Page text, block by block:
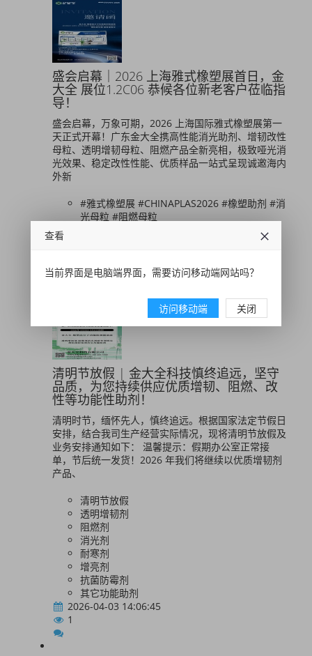
盛会启幕｜2026 上海雅式橡塑展首日，金
大全 展位1.2C06 恭候各位新老客户莅临指
导！
盛会启幕，万象可期，2026 上海国际雅式橡塑展第一
天正式开幕！广东金大全携高性能消光助剂、增韧改性
母粒、透明增韧母粒、阻燃产品全新亮相，极致哑光消
光效果、稳定改性性能、优质样品一站式呈现诚邀海内
外新
#雅式橡塑展 #CHINAPLAS2026 #橡塑助剂 #消
光母粒 #阻燃母粒
清明节放假 | 金大全科技慎终追远，坚守
品质，为您持续供应优质增韧、阻燃、改
性等功能性助剂！
清明时节，缅怀先人，慎终追远。根据国家法定节假日
安排，结合我司生产经营实际情况，现将清明节放假及
业务安排通知如下： 温馨提示：假期办公室正常接
单，节后统一发货！2026 年我们将继续以优质增韧剂
产品、
清明节放假
透明增韧剂
阻燃剂
消光剂
耐寒剂
增亮剂
抗菌防霉剂
其它功能助剂
2026-04-03 14:06:45
1
查看
当前界面是电脑端界面，需要访问移动端网站吗？
访问移动端 关闭